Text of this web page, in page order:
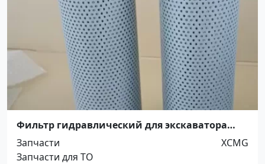
Фильтр гидравлический для экскаватора
Sunward SWE60E Краснодар
Запчасти
XCMG
Запчасти для ТО